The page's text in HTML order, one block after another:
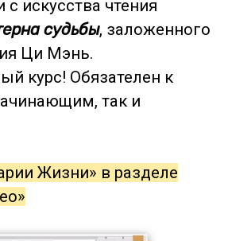
с искусства чтения
судьбы, заложенного
Ци Мэнь.
курс! Обязателен к
так и
Жизни» в разделе